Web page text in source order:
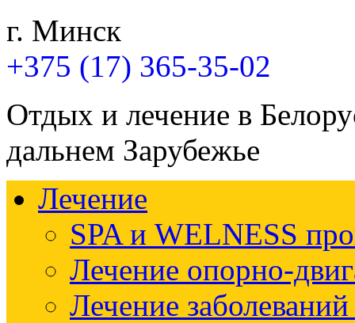
г. Минск
+375 (17) 365-35-02
Отдых и лечение в
дальнем Зарубежье
Лечение
SPA и WELNESS
Лечение опорно-
Лечение